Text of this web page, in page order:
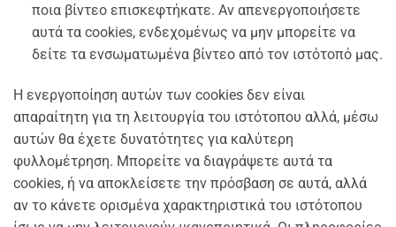
ποια βίντεο επισκεφτήκατε. Αν απενεργοποιήσετε
αυτά τα cookies, ενδεχομένως να μην μπορείτε να
δείτε τα ενσωματωμένα βίντεο από τον ιστότοπό μας.
Η ενεργοποίηση αυτών των cookies δεν είναι
απαραίτητη για τη λειτουργία του ιστότοπου αλλά, μέσω
αυτών θα έχετε δυνατότητες για καλύτερη
φυλλομέτρηση. Μπορείτε να διαγράψετε αυτά τα
cookies, ή να αποκλείσετε την πρόσβαση σε αυτά, αλλά
αν το κάνετε ορισμένα χαρακτηριστικά του ιστότοπου